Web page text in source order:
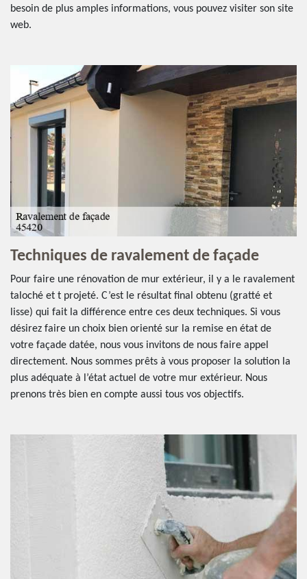
besoin de plus amples informations, vous pouvez visiter son site
web.
Techniques de ravalement de façade
Pour faire une rénovation de mur extérieur, il y a le ravalement
taloché et t projeté. C’est le résultat final obtenu (gratté et
lisse) qui fait la différence entre ces deux techniques. Si vous
désirez faire un choix bien orienté sur la remise en état de
votre façade datée, nous vous invitons de nous faire appel
directement. Nous sommes prêts à vous proposer la solution la
plus adéquate à l’état actuel de votre mur extérieur. Nous
prenons très bien en compte aussi tous vos objectifs.